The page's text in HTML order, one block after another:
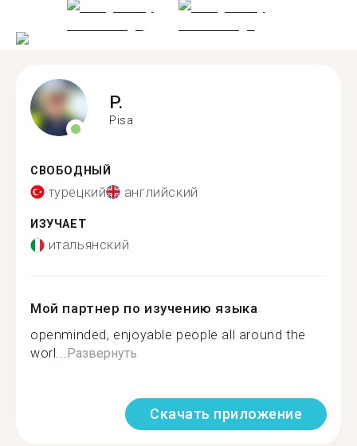
P.
Pisa
СВОБОДНЫЙ
турецкий английский
ИЗУЧАЕТ
итальянский
Мой партнер по изучению языка
openminded, enjoyable people all around the
worl...Развернуть
Скачать приложение